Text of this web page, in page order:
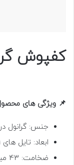
کفپوش
📌 ویژگی های
جنس: گرانول
ابعاد: تایل های 1 متری
ضخامت: 43 میلیمتر